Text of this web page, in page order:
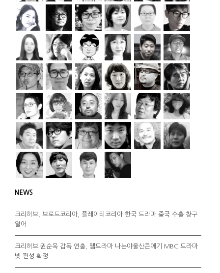
NEWS
크리허브, 브로드코리아, 플레이티코리아 한국 드라마 중국 수출 창구
열어
크리허브 권순욱 감독 연출, 웹드라마 나는야울산큰애기 MBC 드라마
넷 편성 확정